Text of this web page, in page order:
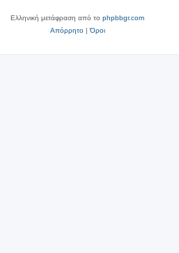
Ελληνική μετάφραση από το phpbbgr.com
Απόρρητο|Όροι